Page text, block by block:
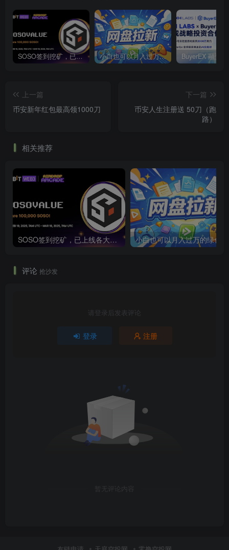
SOSO签到挖矿，已上线各大交易所 小白也可以月入过万的绿色项目
上一篇
币安新年红包最高领1000刀
下一篇
币安人生注册送 50刀（跑
路）
相关推荐
SOSO签到挖矿，已上线各大交易所 小白也可以月入过万的绿色
评论 抢沙发
请登录后发表评论
登录 注册
暂无评论内容